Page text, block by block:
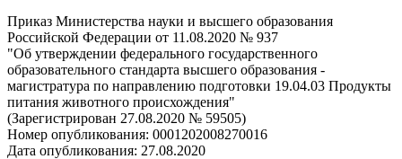
Приказ Министерства науки и высшего образования
Российской Федерации от 11.08.2020 № 937
"Об утверждении федерального государственного
образовательного стандарта высшего образования -
магистратура по направлению подготовки 19.04.03 Продукты
питания животного происхождения"
(Зарегистрирован 27.08.2020 № 59505)
Номер опубликования: 0001202008270016
Дата опубликования: 27.08.2020